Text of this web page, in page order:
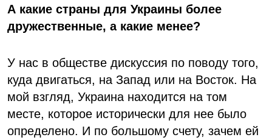
А какие страны для Украины более
дружественные, а какие менее?
У нас в обществе дискуссия по поводу того,
куда двигаться, на Запад или на Восток. На
мой взгляд, Украина находится на том
месте, которое исторически для нее было
определено. И по большому счету, зачем ей